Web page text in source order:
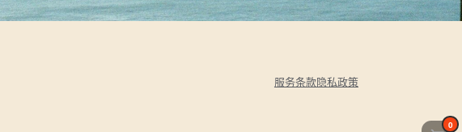
服务条款隐私政策
0